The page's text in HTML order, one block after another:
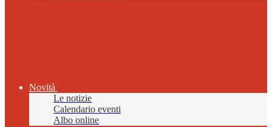
Novità
Le notizie
Calendario eventi
Albo online